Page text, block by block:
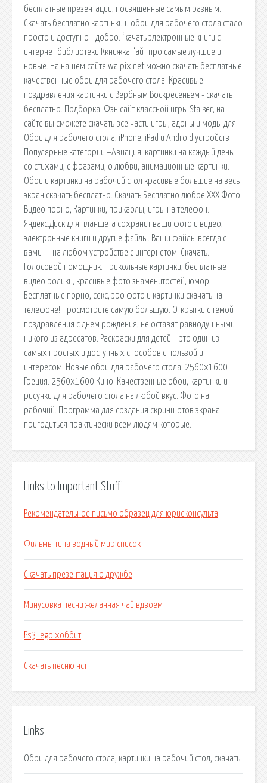
бесплатные презентации, посвященные самым разным.
Скачать бесплатно картинки и обои для рабочего стола стало
просто и доступно - добро. ‘качать электронные книги с
интернет библиотеки Ккнижка. ‘айт про самые лучшие и
новые. На нашем сайте walpix.net можно скачать бесплатные
качественные обои для рабочего стола. Красивые
поздравления картинки с Вербным Воскресеньем - скачать
бесплатно. Подборка. Фэн сайт классной игры Stalker, на
сайте вы сможете скачать все части игры, адоны и моды для.
Обои для рабочего стола, iPhone, iPad и Android устройств
Популярные категории #Авиация. картинки на каждый день,
со стихами, с фразами, о любви, анимационные картинки.
Обои и картинки на рабочий стол красивые большие на весь
экран скачать бесплатно. Скачать Бесплатно любое ХХХ Фото
Видео порно, Картинки, прикаолы, игры на телефон.
Яндекс.Диск для планшета сохранит ваши фото и видео,
электронные книги и другие файлы. Ваши файлы всегда с
вами — на любом устройстве с интернетом. Скачать.
Голосовой помощник. Прикольные картинки, бесплатные
видео ролики, красивые фото знаменитостей, юмор.
Бесплатные порно, секс, эро фото и картинки скачать на
телефоне! Просмотрите самую большую. Открытки с темой
поздравления с днем рождения, не оставят равнодушными
никого из адресатов. Раскраски для детей – это один из
самых простых и доступных способов с пользой и
интересом. Новые обои для рабочего стола. 2560x1600
Греция. 2560x1600 Кино. Качественные обои, картинки и
рисунки для рабочего стола на любой вкус. Фото на
рабочий. Программа для создания скриншотов экрана
пригодиться практически всем людям которые.
Links to Important Stuff
Рекомендательное письмо образец для юрисконсульта
Фильмы типа водный мир список
Скачать презентация о дружбе
Минусовка песни желанная чай вдвоем
Ps3 lego хоббит
Скачать песню нст
Links
Обои для рабочего стола, картинки на рабочий стол, скачать.